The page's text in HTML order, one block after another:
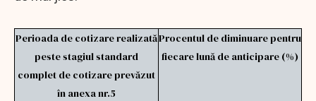
Perioada de cotizare realizată
peste stagiul standard
complet de cotizare prevăzut
în anexa nr.5
Procentul de diminuare pentru
fiecare lună de anticipare (%)